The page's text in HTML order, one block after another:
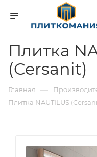
Плитка
(Cersanit)
Главная —
Плитка NAUTILUS